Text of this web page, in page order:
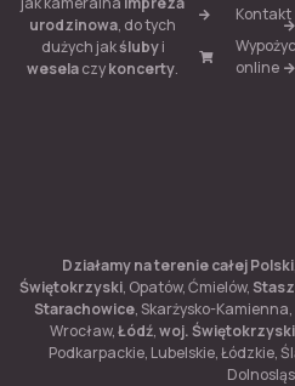
urodzinowa, do tych
dużych jakślubyi
weselaczykoncerty.
Kontakt
online
Działamy na terenie całej Polski
Świętokrzyski, Opatów, Ćmielów,
Starachowice, Skarżysko-Kamienna,
Wrocław,Łódź,woj.
Podkarpackie, Lubelskie, Łódzkie,